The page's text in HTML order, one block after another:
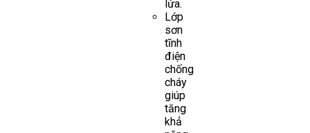
lửa.
Lớp
sơn
tĩnh
điện
chống
cháy
giúp
tăng
khả